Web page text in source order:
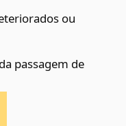
ou
passagem de